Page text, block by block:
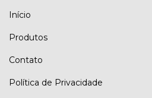
Início
Produtos
Contato
Política de Privacidade